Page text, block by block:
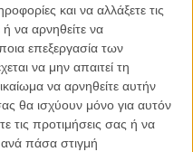
και να αλλάξετε τις
να αρνηθείτε να
επεξεργασία των
να μην απαιτεί τη
να αρνηθείτε αυτήν
θα ισχύουν μόνο για αυτόν
τις προτιμήσεις σας ή να
πάσα στιγμή
την Ασία, και συγκεκριμένα
νόμους που
την απεικόνισή της
που οι «αμαρτωλοί»
τις πράξεις τους.
το Τέρας» αλλιώς: Επτά